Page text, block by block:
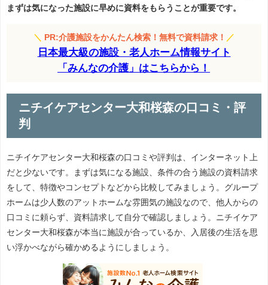
まずは気になった施設に早めに資料をもらうことが重要です。
＼ PR:介護施設をかんたん検索！無料で資料請求！ ／
日本最大級の施設・老人ホーム情報サイト
「みんなの介護」はこちらから！
ニチイケアセンター大和桜森の口コミ・評
判
ニチイケアセンター大和桜森の口コミや評判は、インターネット上
だと少ないです。まずは気になる施設、条件の合う施設の資料請求
をして、特徴やコンセプトなどから比較してみましょう。グループ
ホームは少人数のアットホームな雰囲気の施設なので、他人からの
口コミに頼らず、資料請求して自分で確認しましょう。ニチイケア
センター大和桜森が本当に施設が合っているか、入居後の生活を思
い浮かべながら確かめるようにしましょう。